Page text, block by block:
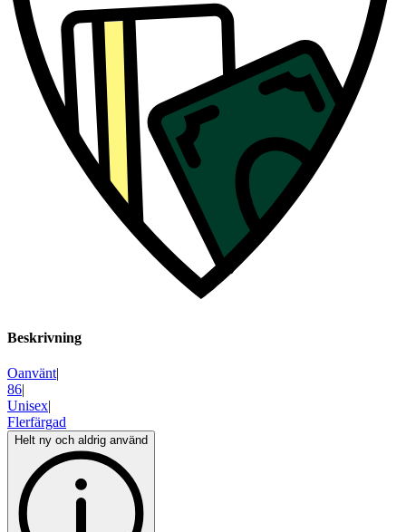
Beskrivning
Oanvänt|
86|
Unisex|
Flerfärgad
Helt ny och aldrig använd